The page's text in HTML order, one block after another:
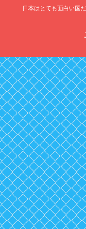
日本はとても面白い国